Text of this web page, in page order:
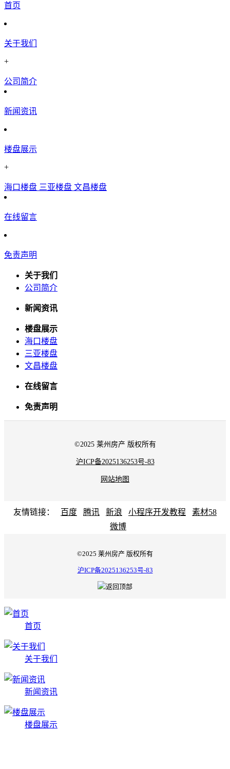
首页
关于我们
+
公司简介
新闻资讯
楼盘展示
+
海口楼盘 三亚楼盘 文昌楼盘
在线留言
免责声明
关于我们
公司简介
新闻资讯
楼盘展示
海口楼盘
三亚楼盘
文昌楼盘
在线留言
免责声明
©2025 莱州房产 版权所有
沪ICP备2025136253号-83
网站地图
友情链接： 百度 腾讯 新浪 小程序开发教程
素材58
微博
©2025 莱州房产 版权所有
沪ICP备2025136253号-83
首页
关于我们
新闻资讯
楼盘展示